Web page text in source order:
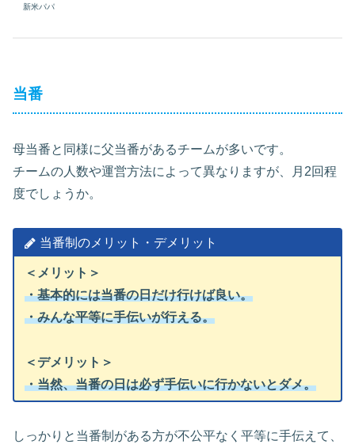
新米パパ
当番
母当番と同様に父当番があるチームが多いです。
チームの人数や運営方法によって異なりますが、月2回程
度でしょうか。
当番制のメリット・デメリット
＜メリット＞
・基本的には当番の日だけ行けば良い。
・みんな平等に手伝いが行える。
＜デメリット＞
・当然、当番の日は必ず手伝いに行かないとダメ。
しっかりと当番制がある方が不公平なく平等に手伝えて、